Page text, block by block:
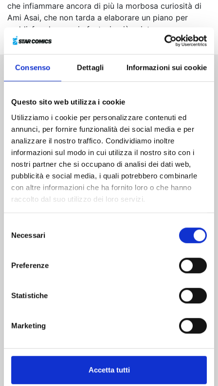
Consenso Dettagli Informazioni sui cookie
Questo sito web utilizza i cookie
Utilizziamo i cookie per personalizzare contenuti ed
annunci, per fornire funzionalità dei social media e per
analizzare il nostro traffico. Condividiamo inoltre
informazioni sul modo in cui utilizza il nostro sito con i
nostri partner che si occupano di analisi dei dati web,
pubblicità e social media, i quali potrebbero combinarle
con altre informazioni che ha fornito loro o che hanno
raccolto dal suo utilizzo dei loro servizi.
delNecessari
Preferenze
Statistiche
Marketing
Accetta tutti
che infiammare ancora di più la morbosa curiosità di
Ami Asai, che non tarda a elaborare un piano per
soddisfare le proprie fantasie più spinte...
Altri volumi della serie
Mostra tutto